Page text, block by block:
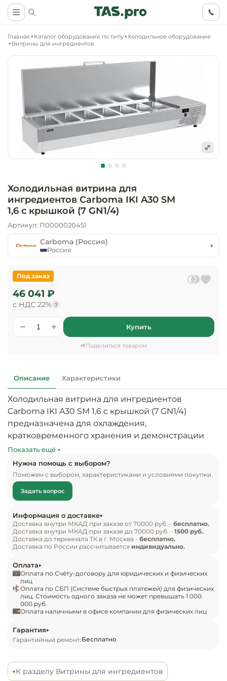
Барный
Посуда и
приборы
общепита
Линии
Оснащение
Оснащение
Оснащение
Оснащение
Ритейл (food)
Ритейл (non
Маркетинговые
Разработка
торгового
оборудования
Главная Каталог оборудования по типу Холодильное оборудование
Витрины для ингредиентов
Холодильная витрина для
ингредиентов Carboma IKI A30 SM
1,6 с крышкой (7 GN1/4)
Артикул: П0000020451
Carboma (Россия)
Россия
46 041 ₽
с НДС 22% ?
Под заказ
Купить
Поделиться товаром
Описание Характеристики
Холодильная витрина для ингредиентов
Carboma IKI A30 SM 1,6 с крышкой (7 GN1/4)
предназначена для охлаждения,
кратковременного хранения и демонстрации
готовых блюд и ингредиентов для
приготовления салатов и пиццы. Может
использоваться как дополнительный элемент
холодильных столов, столов для пиццы, барных
стоек и прилавков. Рекомендуется к
магазинах, супермаркетах и на других
предприятиях торговли и общественного
питания.
Особенности:
Оснащена статической системой охлаждения;
Корпус и экспозиционная поверхность
изготовлены из нержавеющей стали;
Крышка - нержавеющая сталь, ручка;
Пенополиуретановая изоляция корпуса
способствует точному поддержанию заданной
электроэнергии;
Электронный блок управления;
Показать ещё
Нужна помощь с выбором?
Поможем с выбором, характеристиками и условиями покупки.
Задать вопрос
Информация о доставке
Доставка внутри МКАД при заказе от 70000 руб. - бесплатно.
Доставка внутри МКАД при заказе до 70000 руб. - 1500 руб..
Доставка до терминала ТК в г. Москва - бесплатно.
Доставка по России рассчитывается индивидуально.
Оплата
Оплата по Счёту-договору для юридических и физических
лиц
Оплата по СБП (Системе быстрых платежей) для физических
лиц. Стоимость одного заказа не может превышать 1 000
000 руб.
Оплата наличными в офисе компании для физических лиц
Гарантия
Гарантийный ремонт:Бесплатно
К разделу Витрины для ингредиентов